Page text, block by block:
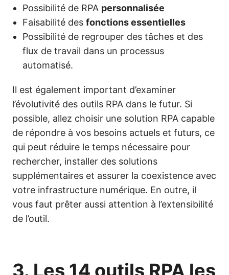
Possibilité de RPA personnalisée
Faisabilité des fonctions essentielles
Possibilité de regrouper des tâches et des
flux de travail dans un processus
automatisé.
Il est également important d’examiner
l’évolutivité des outils RPA dans le futur. Si
possible, allez choisir une solution RPA capable
de répondre à vos besoins actuels et futurs, ce
qui peut réduire le temps nécessaire pour
rechercher, installer des solutions
supplémentaires et assurer la coexistence avec
votre infrastructure numérique. En outre, il
vous faut prêter aussi attention à l’extensibilité
de l’outil.
3. Les 14 outils RPA les